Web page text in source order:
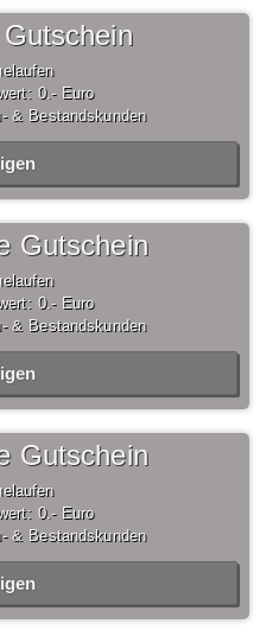
0,- Euro
& Bestandskunden
Gutschein
0,- Euro
& Bestandskunden
Gutschein
0,- Euro
& Bestandskunden